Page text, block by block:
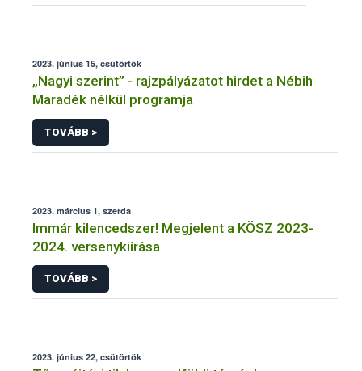
2023. június 15, csütörtök
„Nagyi szerint” - rajzpályázatot hirdet a Nébih
Maradék nélkül programja
TOVÁBB >
2023. március 1, szerda
Immár kilencedszer! Megjelent a KÖSZ 2023-
2024. versenykiírása
TOVÁBB >
2023. június 22, csütörtök